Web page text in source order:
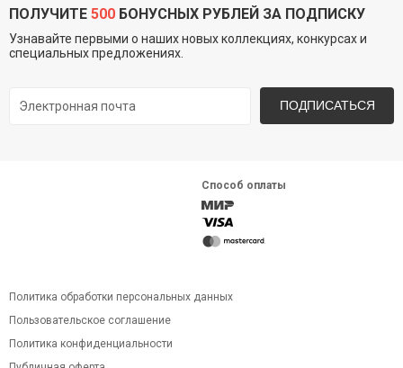
ПОЛУЧИТЕ 500 БОНУСНЫХ РУБЛЕЙ ЗА ПОДПИСКУ
Узнавайте первыми о наших новых коллекциях, конкурсах и
специальных предложениях.
ПОДПИСАТЬСЯ
Способ оплаты
Политика обработки персональных данных
Пользовательское соглашение
Политика конфиденциальности